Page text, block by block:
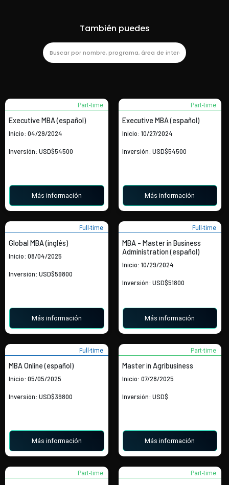
También puedes
Executive MBA (español)
Inicio: 04/29/2024
Inversión: USD$54500
Part-time
Más información
Executive MBA (español)
Inicio: 10/27/2024
Inversión: USD$54500
Part-time
Más información
Global MBA (inglés)
Inicio: 08/04/2025
Inversión: USD$59800
Full-time
Más información
MBA - Master in Business
Administration (español)
Inicio: 10/29/2024
Inversión: USD$51800
Full-time
Más información
MBA Online (español)
Inicio: 05/05/2025
Inversión: USD$39800
Full-time
Más información
Master in Agribusiness
Inicio: 07/28/2025
Inversión: USD$
Part-time
Más información
Part-time Part-time